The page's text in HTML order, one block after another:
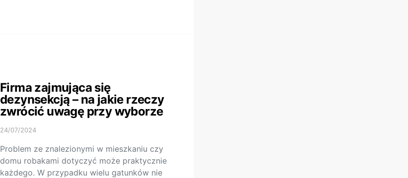
Firma zajmująca się
dezynsekcją – na jakie rzeczy
zwrócić uwagę przy wyborze
24/07/2024
Problem ze znalezionymi w mieszkaniu czy
domu robakami dotyczyć może praktycznie
każdego. W przypadku wielu gatunków nie